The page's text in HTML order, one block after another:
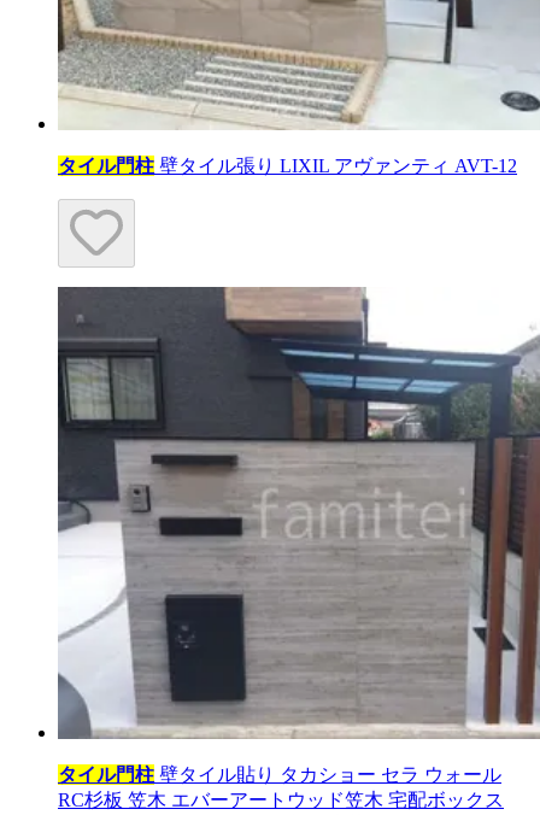
タイル門柱 壁タイル張り LIXIL アヴァンティ AVT-12
タイル門柱 壁タイル貼り タカショー セラ ウォール
RC杉板 笠木 エバーアートウッド笠木 宅配ボックス